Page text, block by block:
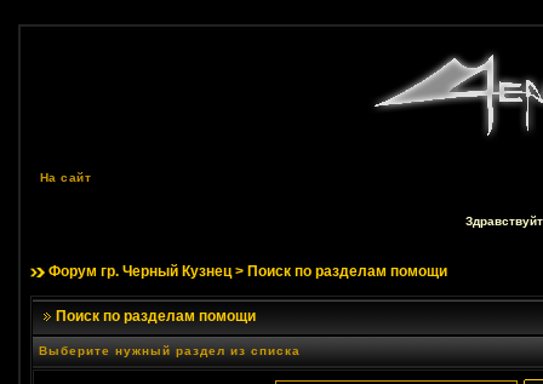
На сайт
Форум гр. Черный Кузнец> Поиск по разделам помощи
Поиск по разделам помощи
Выберите нужный раздел из списка